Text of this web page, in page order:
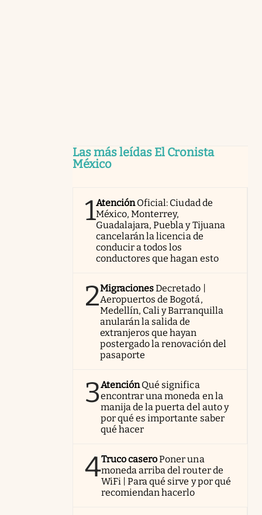
Las más leídas El Cronista
México
1AtenciónOficial: Ciudad de
México, Monterrey,
Guadalajara, Puebla y Tijuana
cancelarán la licencia de
conducir a todos los
conductores que hagan esto
2MigracionesDecretado |
Aeropuertos de Bogotá,
Medellín, Cali y Barranquilla
anularán la salida de
extranjeros que hayan
postergado la renovación del
pasaporte
3AtenciónQué significa
encontrar una moneda en la
manija de la puerta del auto y
por qué es importante saber
qué hacer
4Truco caseroPoner una
moneda arriba del router de
WiFi | Para qué sirve y por qué
recomiendan hacerlo